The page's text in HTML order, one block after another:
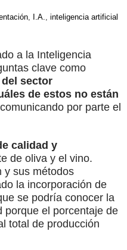
, I.A.,inteligencia artificial
a la Inteligencia
clave como
sector
de estos no están
por parte el
calidad y
de oliva y el vino.
y sus métodos
la incorporación de
se podría conocer la
porque el porcentaje de
total de producción